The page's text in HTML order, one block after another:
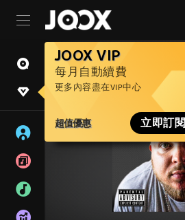
JOOX VIP
每月自動續費
更多內容盡在VIP中心
超值優惠 立即訂閱